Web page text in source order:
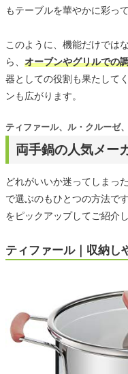
もテーブルを華やかに彩っ
このように、機能だけでは
ら、 オーブンやグリルでの
器としての役割も果たして
ンも広がります。
両手鍋の人気メー
ティファール、ル・クルーゼ
どれがいいか迷ってしまっ
で選ぶのもひとつの方法で
をピックアップしてご紹介し
ティファール｜収納し